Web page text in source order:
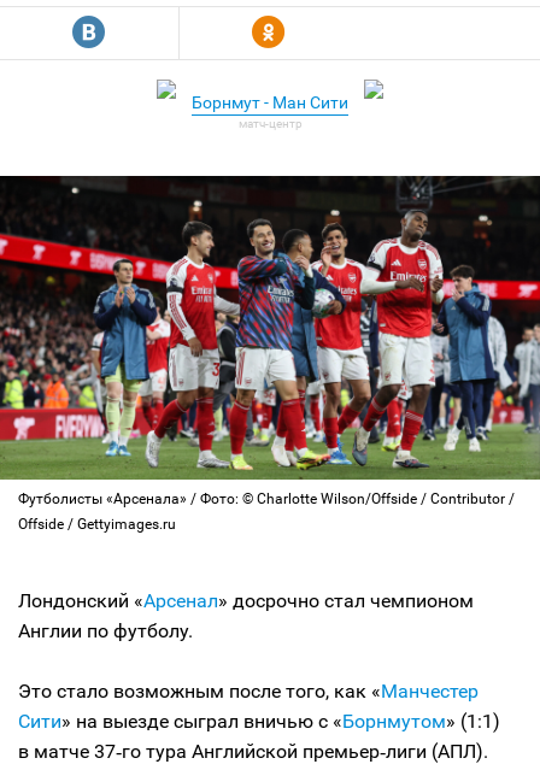
R Y
Борнмут - Ман Сити
Футболисты «Арсенала» / Фото: © Charlotte Wilson/Offside / Contributor /
Offside / Gettyimages.ru
Лондонский «Арсенал» досрочно стал чемпионом
Англии по футболу.
Это стало возможным после того, как «Манчестер
Сити» на выезде сыграл вничью с «Борнмутом» (1:1)
в матче 37‑го тура Английской премьер‑лиги (АПЛ).